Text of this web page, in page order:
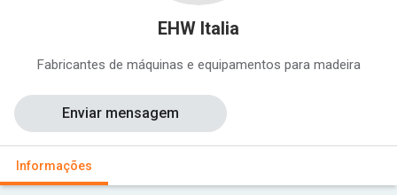
EHW Italia
Fabricantes de máquinas e equipamentos para madeira
Informações
Enviar mensagem